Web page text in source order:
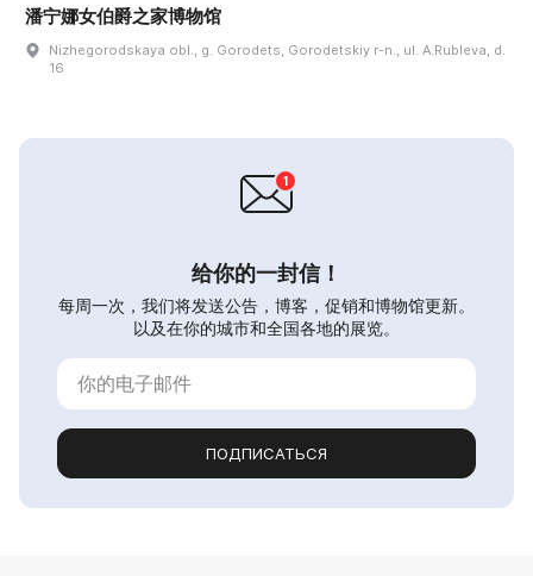
潘宁娜女伯爵之家博物馆
Nizhegorodskaya obl., g. Gorodets, Gorodetskiy r-n., ul. A.Rubleva, d.
16
给你的一封信！
每周一次，我们将发送公告，博客，促销和博物馆更新。
以及在你的城市和全国各地的展览。
ПОДПИСАТЬСЯ